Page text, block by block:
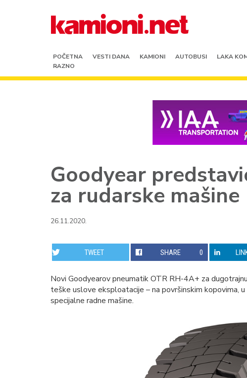
POČETNA VESTI DANA KAMIONI AUTOBUSI LAKA
RAZNO
Goodyear
za rudarske mašine
26.11.2020.
TWEET SHARE 0
Novi Goodyearov pneumatik OTR RH-4A+ za
teške uslove eksploatacije – na površinskim kopovima,
specijalne radne mašine.